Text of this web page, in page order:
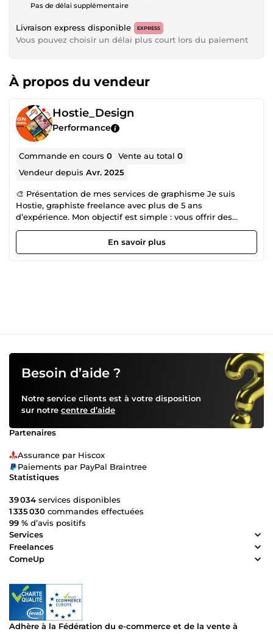
Pas de délai supplémentaire
Livraison express disponible EXPRESS
Vous pouvez choisir un délai plus court lors du paiement
À propos du vendeur
Hostie_Design
Performance
Commande en cours0 Vente au total0
Vendeur depuisAvr. 2025
🎨 Présentation de mes services de graphisme Je suis
Hostie, graphiste freelance avec plus de 5 ans
d’expérience. Mon objectif est simple : vous offrir des
visuels professionnels, uniques et parfaitement alignés
avec votre identité. 🔑 Ce qui me distingue : ✨ Une
créativité débordante : chaque projet est pensé pour
besoins. Inclut plusieurs propositions, des révisions, les
fichiers HD &amp; source, et un guide d’utilisation pour les
packs avancés. 🔸 Pack Flyers &amp; Affiches – à partir de
communication (A4, A5, impression ou numérique).
Livraison en PDF prêt à imprimer + version web. Révisions
incluses. 🔹 Pack Cartes de Visite – à partir de 15€ Création
de cartes élégantes et professionnelles, en recto ou
haute qualité pour impression. 🔸 Pack Réseaux Sociaux –
à partir de 10€ Conception de visuels adaptés à chaque
plateforme : publications, stories, bannières, etc. Visuels
cohérents avec votre charte graphique. 🔹 Pack Identité
Visuelle Complète – sur devis Une offre sur-mesure pour
construire ou renforcer votre image de marque : logo,
déclinaisons, supports visuels, charte graphique.
Accompagnement global, prioritaire et personnalisé. 💬
prends le temps de discuter avec vous pour comprendre
Ensemble, donnons vie à votre image de marque avec
style, cohérence et professionnalisme. À très bientôt, –
Hostie
En savoir plus
Besoin d’aide ?
Notre service clients est à votre disposition
sur notre centre d’aide
Partenaires
Assurance par Hiscox
Paiements par PayPal Braintree
Statistiques
39 034 services disponibles
1 335 030 commandes effectuées
99 % d’avis positifs
Services
Freelances
ComeUp
Adhère à la Fédération du e-commerce et de la vente à